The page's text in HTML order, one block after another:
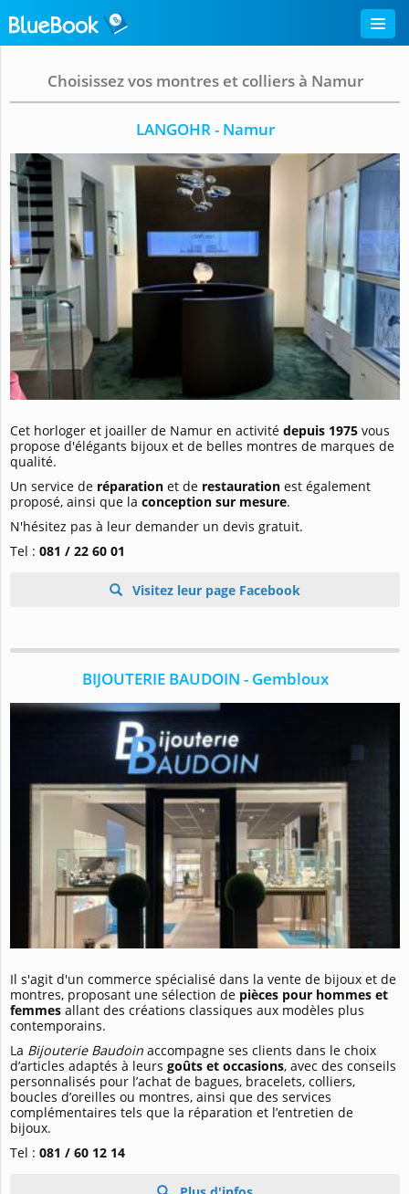
Choisissez vos montres et colliers à Namur
LANGOHR - Namur
Cet horloger et joailler de Namur en activité depuis 1975 vous
propose d'élégants bijoux et de belles montres de marques de
qualité.
Un service de réparation et de restauration est également
proposé, ainsi que la conception sur mesure.
N'hésitez pas à leur demander un devis gratuit.
Tel : 081 / 22 60 01
Visitez leur page Facebook
BIJOUTERIE BAUDOIN - Gembloux
Il s'agit d'un commerce spécialisé dans la vente de bijoux et de
montres, proposant une sélection de pièces pour hommes et
femmes allant des créations classiques aux modèles plus
contemporains.
La Bijouterie Baudoin accompagne ses clients dans le choix
d’articles adaptés à leurs goûts et occasions, avec des conseils
personnalisés pour l’achat de bagues, bracelets, colliers,
boucles d’oreilles ou montres, ainsi que des services
complémentaires tels que la réparation et l’entretien de
bijoux.
Tel : 081 / 60 12 14